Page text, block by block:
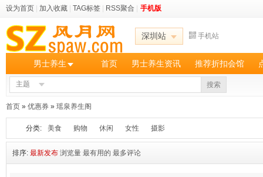
设为首页 加入收藏 TAG标签 RSS聚合 手机版
深圳站 手机站
男士养生 首页 男士养生资讯 推荐折扣会馆
主题 搜索
首页 » 优惠券 » 瑶泉养生阁
分类: 美食 购物 休闲 女性 摄影
排序: 最新发布 浏览量 最有用的 最多评论